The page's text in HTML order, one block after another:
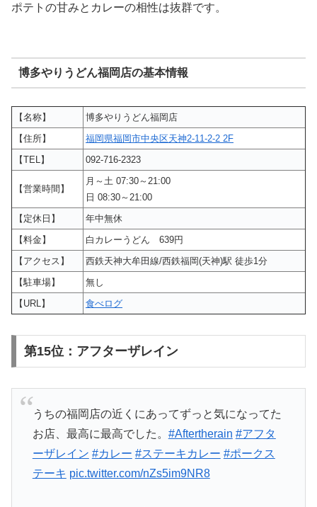
ポテトの甘みとカレーの相性は抜群です。
博多やりうどん福岡店の基本情報
【名称】
博多やりうどん福岡店
【住所】
福岡県福岡市中央区天神2-11-2-2 2F
【TEL】
092-716-2323
【営業時間】
月～土 07:30～21:00
日 08:30～21:00
【定休日】
年中無休
【料金】
白カレーうどん 639円
【アクセス】
西鉄天神大牟田線/西鉄福岡(天神)駅 徒歩1分
【駐車場】
無し
【URL】
食べログ
第15位：アフターザレイン
うちの福岡店の近くにあってずっと気になってた
お店、最高に最高でした。 #Aftertherain #アフタ
ーザレイン #カレー #ステーキカレー #ポークス
テーキ pic.twitter.com/nZs5im9NR8